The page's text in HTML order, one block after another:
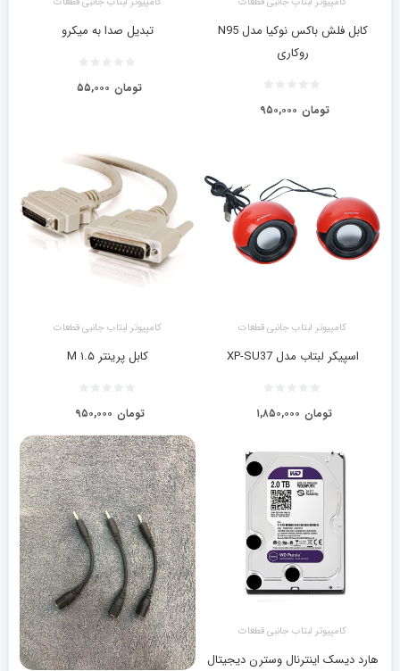
کابل فلش باکس نوکیا مدل N95
روکاری
۹۵۰,۰۰۰ تومان
تبدیل صدا به میکرو
۵۵,۰۰۰ تومان
کامپیوتر لبتاب جانبی قطعات
اسپیکر لبتاب مدل XP-SU37
۱,۸۵۰,۰۰۰ تومان
کامپیوتر لبتاب جانبی قطعات
کابل پرینتر ۱.۵ M
۹۵۰,۰۰۰ تومان
کامپیوتر لبتاب جانبی قطعات
هارد دیسک اینترنال وسترن دیجیتال